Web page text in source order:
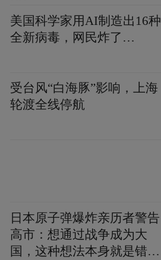
美国科学家用AI制造出16种
全新病毒，网民炸了…
受台风“白海豚”影响，上海
轮渡全线停航
日本原子弹爆炸亲历者警告
高市：想通过战争成为大
国，这种想法本身就是错误